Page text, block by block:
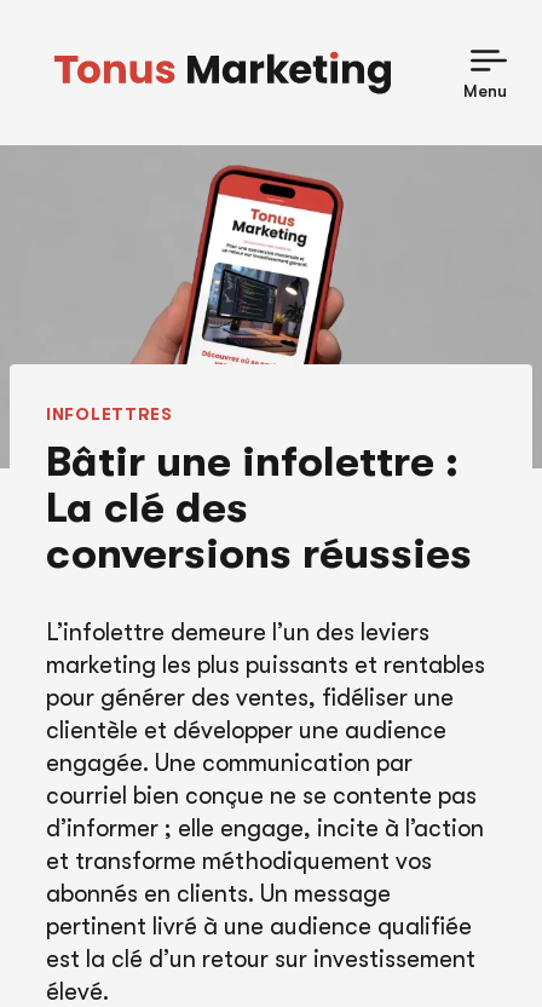
content
Menu
INFOLETTRES
Bâtir une infolettre :
La clé des
conversions réussies
L’infolettre demeure l’un des leviers
marketing les plus puissants et rentables
pour générer des ventes, fidéliser une
clientèle et développer une audience
engagée. Une communication par
courriel bien conçue ne se contente pas
d’informer ; elle engage, incite à l’action
et transforme méthodiquement vos
abonnés en clients. Un message
pertinent livré à une audience qualifiée
est la clé d’un retour sur investissement
élevé.